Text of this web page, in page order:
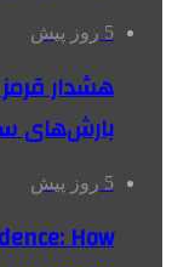
5 روز پیش
بارش‌های
5 روز پیش
How